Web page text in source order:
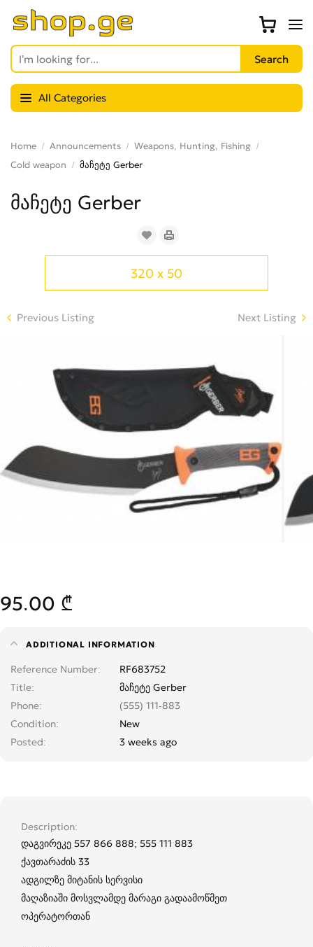
All Categories
Home Announcements
Weapons, Hunting, Fishing
Cold weapon
მაჩეტე Gerber
მაჩეტე Gerber
320 x 50
Previous Listing Next Listing
95.00 ₾
ADDITIONAL INFORMATION
Reference Number
RF683752
Title
მაჩეტე Gerber
Phone
(555) 111-883
Condition
New
Posted
3 weeks ago
Description
დაგვირეკე 557 866 888; 555 111 883
ქავთარაძის 33
ადგილზე მიტანის სერვისი
მაღაზიაში მოსვლამდე მარაგი გადაამოწმეთ
ოპერატორთან